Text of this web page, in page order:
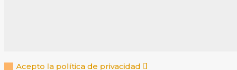
Acepto la política de privacidad